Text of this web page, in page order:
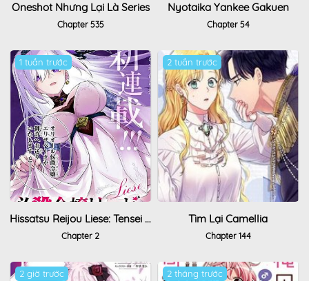
Oneshot Nhưng Lại Là Series
Chapter 535
Nyotaika Yankee Gakuen
Chapter 54
1 tuần trước
Hissatsu Reijou Liese: Tensei Shita Saikyou No Koroshiya Wa, Yami O Matou Akuyaku Reijou To Naru
Chapter 2
2 tuần trước
Tìm Lại Camellia
Chapter 144
2 giờ trước 2 tháng trước